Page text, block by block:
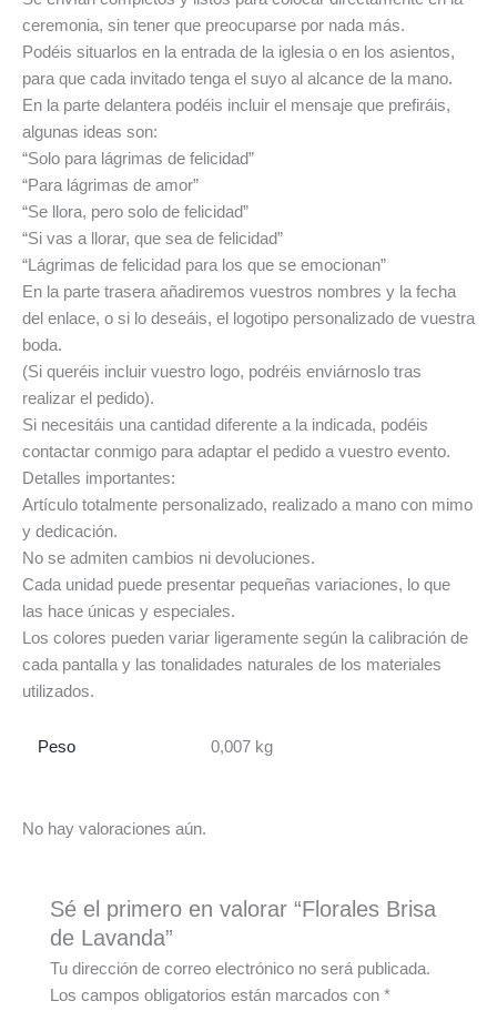
ceremonia, sin tener que preocuparse por nada más.
Podéis situarlos en la entrada de la iglesia o en los asientos,
para que cada invitado tenga el suyo al alcance de la mano.
En la parte delantera podéis incluir el mensaje que prefiráis,
algunas ideas son:
“Solo para lágrimas de felicidad”
“Para lágrimas de amor”
“Se llora, pero solo de felicidad”
“Si vas a llorar, que sea de felicidad”
“Lágrimas de felicidad para los que se emocionan”
En la parte trasera añadiremos vuestros nombres y la fecha
del enlace, o si lo deseáis, el logotipo personalizado de vuestra
boda.
(Si queréis incluir vuestro logo, podréis enviárnoslo tras
realizar el pedido).
Si necesitáis una cantidad diferente a la indicada, podéis
contactar conmigo para adaptar el pedido a vuestro evento.
Detalles importantes:
Artículo totalmente personalizado, realizado a mano con mimo
y dedicación.
No se admiten cambios ni devoluciones.
Cada unidad puede presentar pequeñas variaciones, lo que
las hace únicas y especiales.
Los colores pueden variar ligeramente según la calibración de
cada pantalla y las tonalidades naturales de los materiales
utilizados.
Peso 0,007 kg
No hay valoraciones aún.
Sé el primero en valorar “Florales Brisa
de Lavanda”
Tu dirección de correo electrónico no será publicada.
Los campos obligatorios están marcados con*